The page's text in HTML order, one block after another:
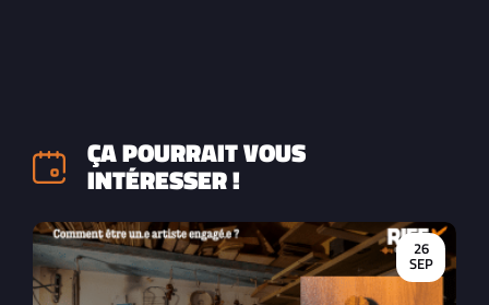
ÇA POURRAIT VOUS
INTÉRESSER !
26
SEP